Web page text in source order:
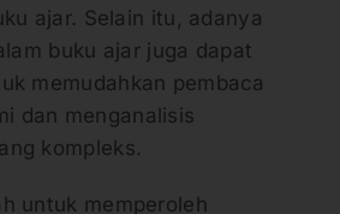
ajar. Selain itu, adanya
buku ajar juga dapat
memudahkan pembaca
dan menganalisis
kompleks.
untuk memperoleh